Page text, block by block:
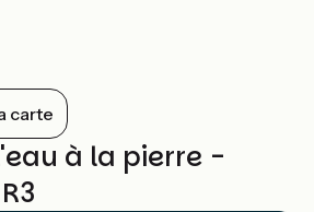
carte
l'eau à la pierre -